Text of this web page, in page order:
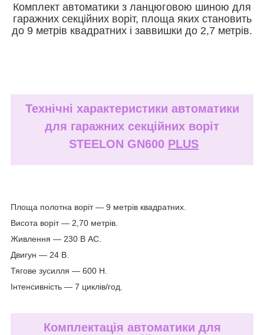
Комплект автоматики з ланцюговою шиною для
гаражних секційних воріт, площа яких становить
до 9 метрів квадратних і заввишки до 2,7 метрів.
Технічні характеристики автоматики
для гаражних секційних воріт
STEELON GN600 PLUS
Площа полотна воріт — 9 метрів квадратних.
Висота воріт — 2,70 метрів.
Живлення — 230 В АС.
Двигун — 24 В.
Тягове зусилля — 600 Н.
Інтенсивність — 7 циклів/год.
Комплектація автоматики для